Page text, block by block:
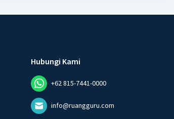
Hubungi Kami
+62 815-7441-0000
info@ruangguru.com